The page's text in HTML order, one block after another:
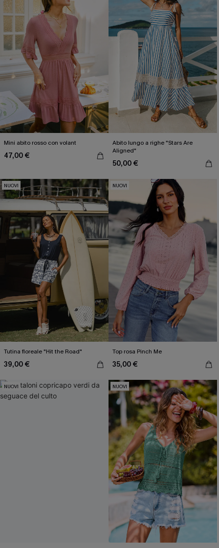
Mini abito rosso con volant
47,00 €
Abito lungo a righe "Stars Are
Aligned"
50,00 €
NUOVI
Tutina floreale "Hit the Road"
39,00 €
NUOVI
Top rosa Pinch Me
35,00 €
NUOVI NUOVI